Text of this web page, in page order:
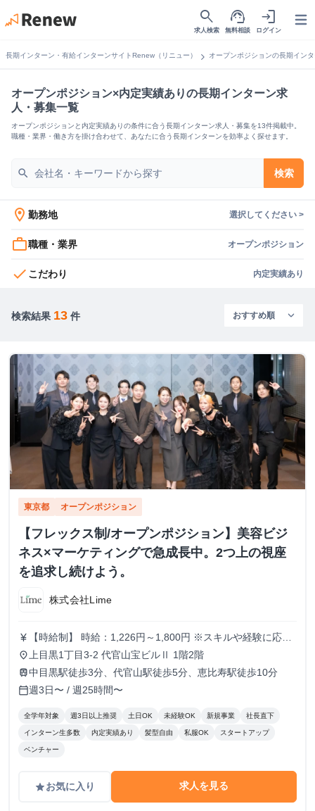
search
求人検索
support_agent
無料相談
login
ログイン
長期インターン・有給インターンサイトRenew（リニュー） chevron_right オープンポジションの長期イン
オープンポジション×内定実績ありの長期インターン求
人・募集一覧
オープンポジションと内定実績ありの条件に合う長期インターン求人・募集を13件掲載中。
職種・業界・働き方を掛け合わせて、あなたに合う長期インターンを効率よく探せます。
search 検索
location_on 勤務地 選択してください >
work_outline職種・業界 オープンポジション
check こだわり 内定実績あり
検索結果 13 件
東京都 オープンポジション
【フレックス制/オープンポジション】美容ビジ
ネス×マーケティングで急成長中。2つ上の視座
を追求し続けよう。
株式会社Lime
currency_yen
【時給制】 時給：1,226円～1,800円 ※スキルや経験に応じ
て昇給します。 【月給制】 尚、フルコミットできる方は月
給制もご用意しております。 月給: 230,000円〜 ※毎月行う
評価面談により毎月昇給の可能性あり ※年間の昇給平均額
80,000円 <モデル月収> 260,000円 /入社6ヶ月 330,000
円 /入社1年 400,000円 /入社1年半 500,000円 /入社2年
place 上目黒1丁目3-2 代官山宝ビルⅡ 1階2階
train中目黒駅徒歩3分、代官山駅徒歩5分、恵比寿駅徒歩10分
calendar_today週3日〜 / 週25時間〜
全学年対象 週3日以上推奨 土日OK 未経験OK 新規事業 社長直下
インターン生多数 内定実績あり 髪型自由 私服OK スタートアップ
ベンチャー
gradeお気に入り 求人を見る